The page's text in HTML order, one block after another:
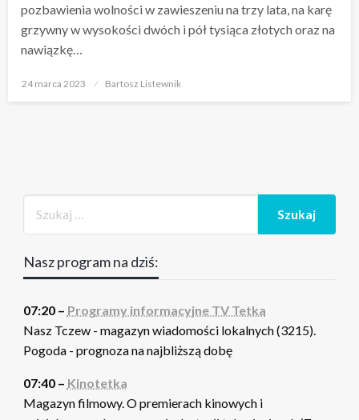
pozbawienia wolności w zawieszeniu na trzy lata, na karę
grzywny w wysokości dwóch i pół tysiąca złotych oraz na
nawiązkę…
Opublikowane
24 marca 2023 Bartosz Listewnik
Nasz program na dziś:
07:20 – Programy informacyjne TV Tetka
Nasz Tczew - magazyn wiadomości lokalnych (3215).
Pogoda - prognoza na najbliższą dobę
07:40 – Kinotetka
Magazyn filmowy. O premierach kinowych i